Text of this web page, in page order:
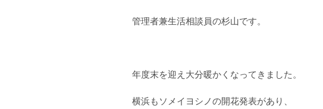
管理者兼生活相談員の杉山です。
年度末を迎え大分暖かくなってきました。
横浜もソメイヨシノの開花発表があり、